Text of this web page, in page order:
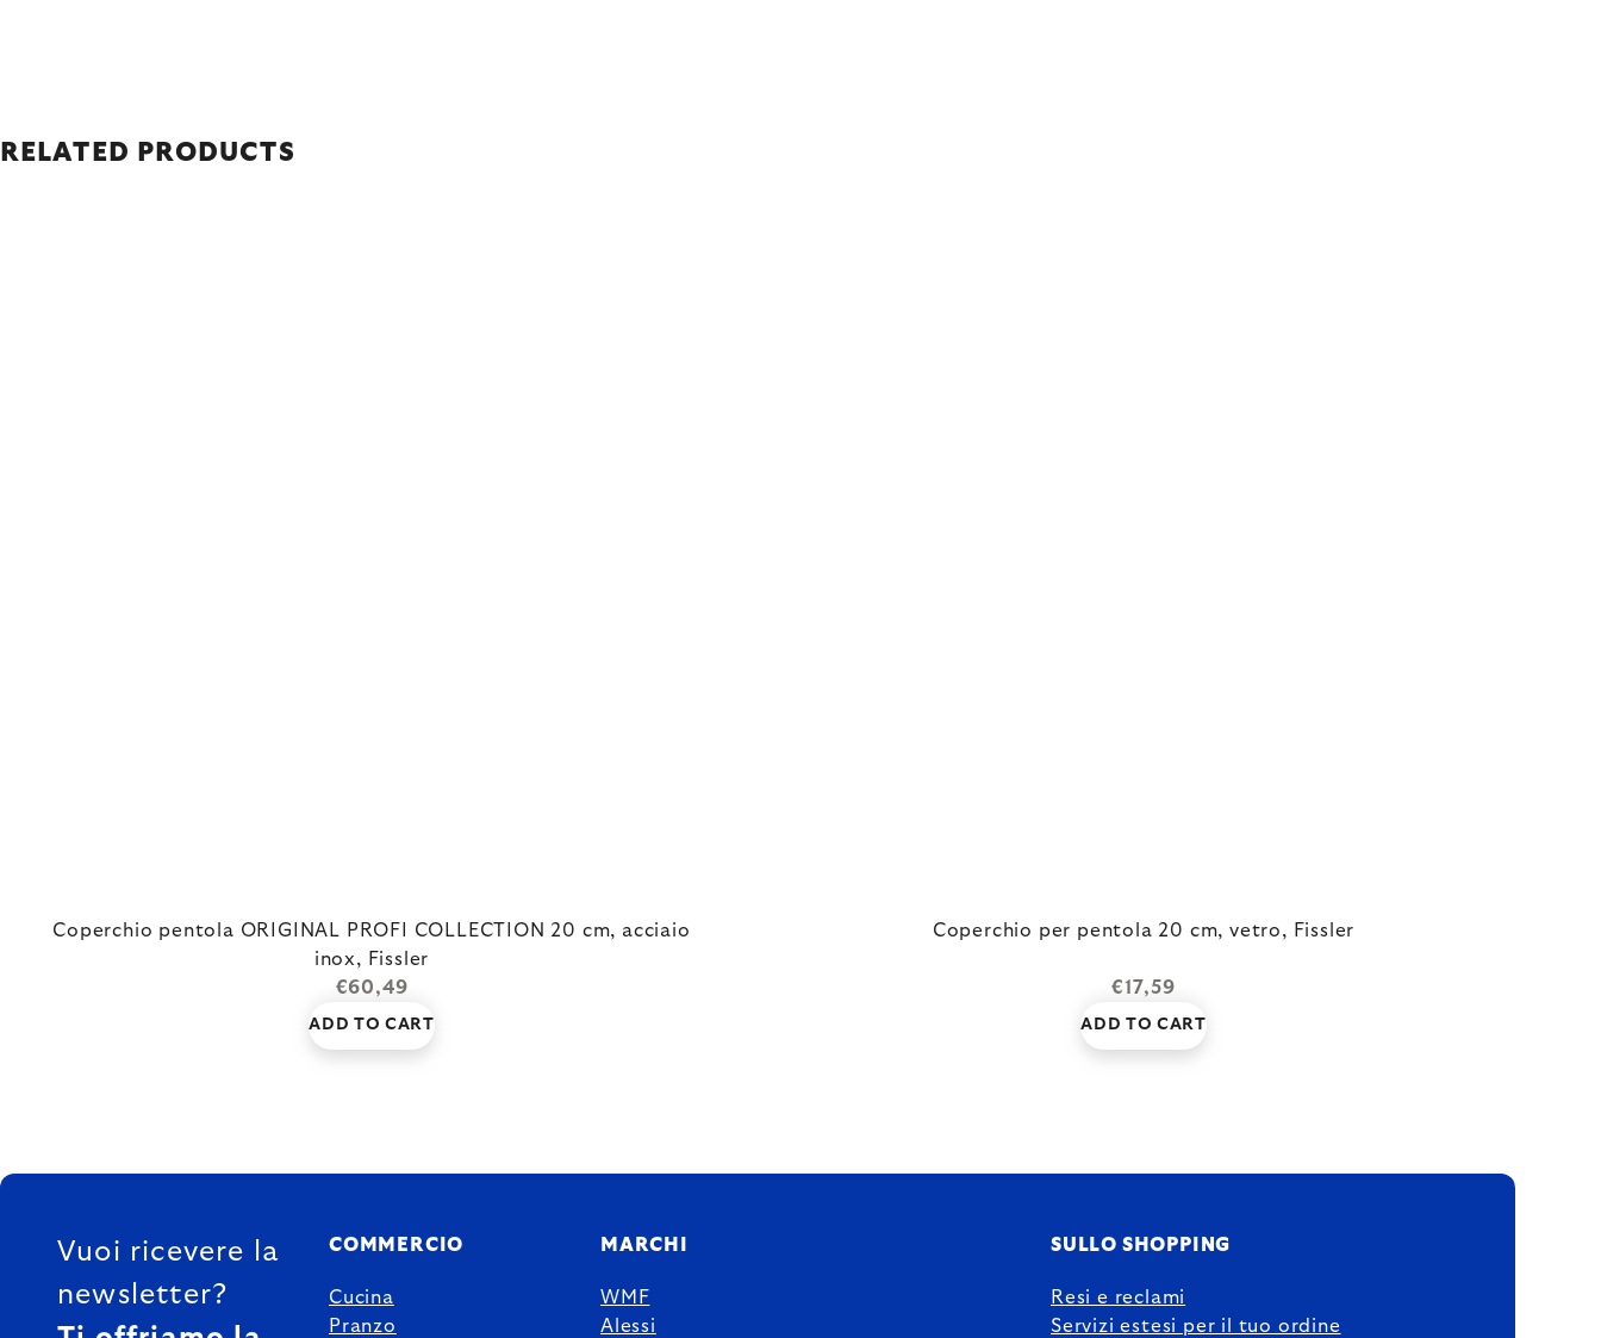
RELATED PRODUCTS
Coperchio pentola ORIGINAL PROFI COLLECTION 20 cm, acciaio
inox, Fissler
€60,49
ADD TO CART
Coperchio per pentola 20 cm, vetro, Fissler
€17,59
ADD TO CART
FOOTER
Vuoi ricevere la
newsletter?
COMMERCIO
Cucina
Pranzo
MARCHI
WMF
Alessi
SULLO SHOPPING
Resi e reclami
Servizi estesi per il tuo ordine